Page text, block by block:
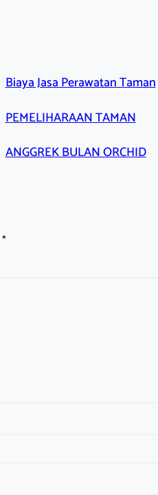
Biaya Jasa Perawatan Taman
PEMELIHARAAN TAMAN
ANGGREK BULAN ORCHID
*